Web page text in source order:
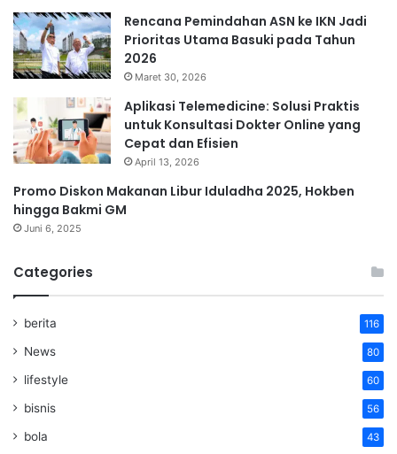
Rencana Pemindahan ASN ke IKN Jadi
Prioritas Utama Basuki pada Tahun
2026
Maret 30, 2026
Aplikasi Telemedicine: Solusi Praktis
untuk Konsultasi Dokter Online yang
Cepat dan Efisien
April 13, 2026
Promo Diskon Makanan Libur Iduladha 2025, Hokben
hingga Bakmi GM
Juni 6, 2025
Categories
berita 116
News 80
lifestyle 60
bisnis 56
bola 43